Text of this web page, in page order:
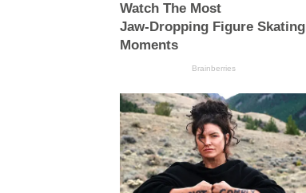
Watch The Most
Jaw‑Dropping Figure Skating
Moments
Brainberries